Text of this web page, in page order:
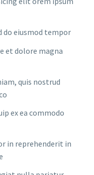
do eiusmod tempor
et dolore magna
quis nostrud
ex ea commodo
in reprehenderit in